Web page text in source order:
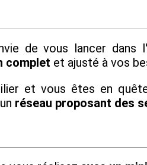
de vous lancer dans
complet et ajusté à vos
et vous êtes en
réseau proposant des